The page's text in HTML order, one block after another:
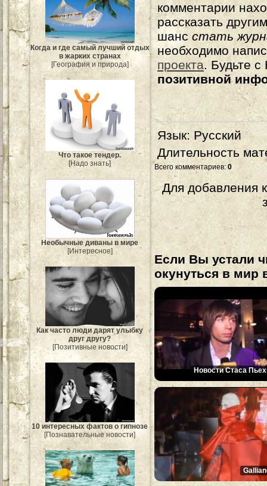
Когда и где самый лучший отдых
в жарких странах
[География и природа]
Что такое тендер.
[Надо знать]
Необычные диваны в мире
[Интересное]
Как часто люди дарят улыбку
друг другу?
[Позитивные новости]
10 интересных фактов о гипнозе
[Познавательные новости]
комментарии
рассказать
шанс стать
необходимо
проекта. Будьте
позитивной
Язык: Русский
Длительность
Всего комментариев: 0
Для добавления
Если Вы устали
окунуться в мир
Новости Стаса